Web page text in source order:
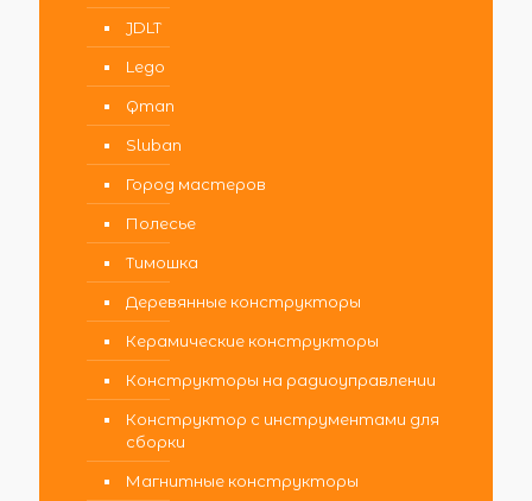
JDLT
Lego
Qman
Sluban
Город мастеров
Полесье
Тимошка
Деревянные конструкторы
Керамические конструкторы
Конструкторы на радиоуправлении
Конструктор с инструментами для
сборки
Магнитные конструкторы